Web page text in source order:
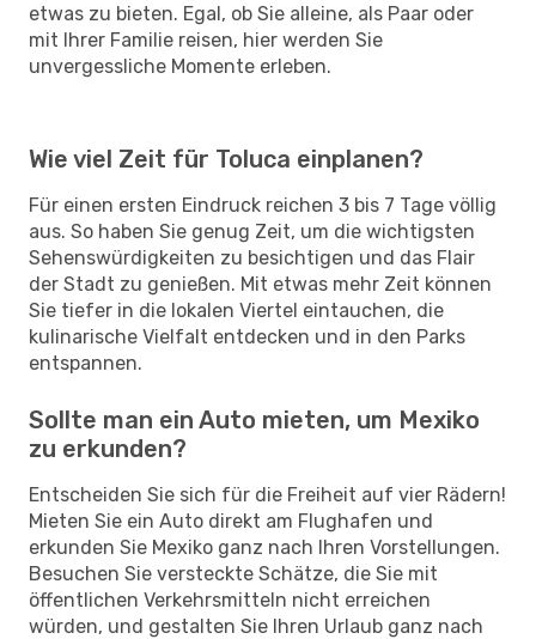
etwas zu bieten. Egal, ob Sie alleine, als Paar oder
mit Ihrer Familie reisen, hier werden Sie
unvergessliche Momente erleben.
Wie viel Zeit für Toluca einplanen?
Für einen ersten Eindruck reichen 3 bis 7 Tage völlig
aus. So haben Sie genug Zeit, um die wichtigsten
Sehenswürdigkeiten zu besichtigen und das Flair
der Stadt zu genießen. Mit etwas mehr Zeit können
Sie tiefer in die lokalen Viertel eintauchen, die
kulinarische Vielfalt entdecken und in den Parks
entspannen.
Sollte man ein Auto mieten, um Mexiko
zu erkunden?
Entscheiden Sie sich für die Freiheit auf vier Rädern!
Mieten Sie ein Auto direkt am Flughafen und
erkunden Sie Mexiko ganz nach Ihren Vorstellungen.
Besuchen Sie versteckte Schätze, die Sie mit
öffentlichen Verkehrsmitteln nicht erreichen
würden, und gestalten Sie Ihren Urlaub ganz nach